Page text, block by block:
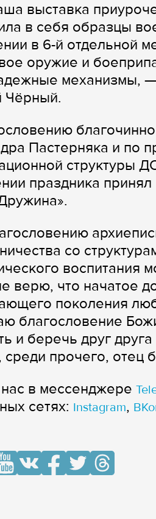
выставка
в себя образцы
в 6-й отдельной
оружие и
механизмы,
Чёрный.
Пастерняка и по
структуры
праздника
со
воспитания
верю, что начатое
поколения
благословение
и беречь друг
среди прочего, отец
в мессенджере
сетях: Instagram,